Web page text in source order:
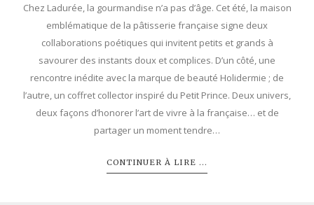
Chez Ladurée, la gourmandise n’a pas d’âge. Cet été, la maison
emblématique de la pâtisserie française signe deux
collaborations poétiques qui invitent petits et grands à
savourer des instants doux et complices. D’un côté, une
rencontre inédite avec la marque de beauté Holidermie ; de
l’autre, un coffret collector inspiré du Petit Prince. Deux univers,
deux façons d’honorer l’art de vivre à la française… et de
partager un moment tendre…
CONTINUER À LIRE ...